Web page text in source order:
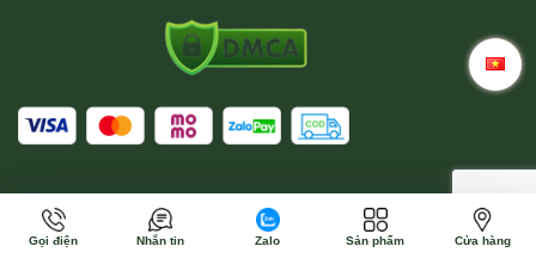
Gọi điện Nhắn tin Zalo Sản phẩm Cửa hàng